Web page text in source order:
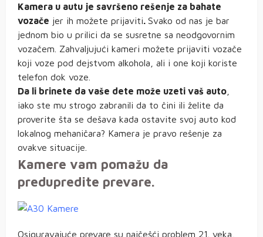
Kamera u autu je savršeno rešenje za bahate
vozače jer ih možete prijaviti. Svako od nas je bar
jednom bio u prilici da se susretne sa neodgovornim
vozačem. Zahvaljujući kameri možete prijaviti vozače
koji voze pod dejstvom alkohola, ali i one koji koriste
telefon dok voze.
Da li brinete da vaše dete može uzeti vaš auto
iako ste mu strogo zabranili da to čini ili želite da
proverite šta se dešava kada ostavite svoj auto kod
lokalnog mehaničara? Kamera je pravo rešenje za
ovakve situacije.
Kamere vam pomažu da
predupredite prevare.
Osiguravajuće prevare su najčešći problem 21. veka,